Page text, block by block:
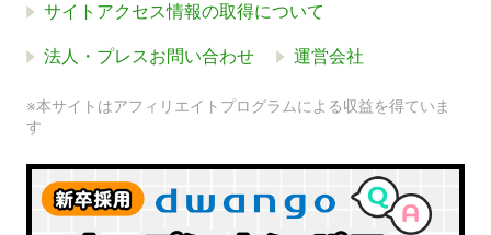
サイトアクセス情報の取得について
法人・プレスお問い合わせ 運営会社
※本サイトはアフィリエイトプログラムによる収益を得ていま
す